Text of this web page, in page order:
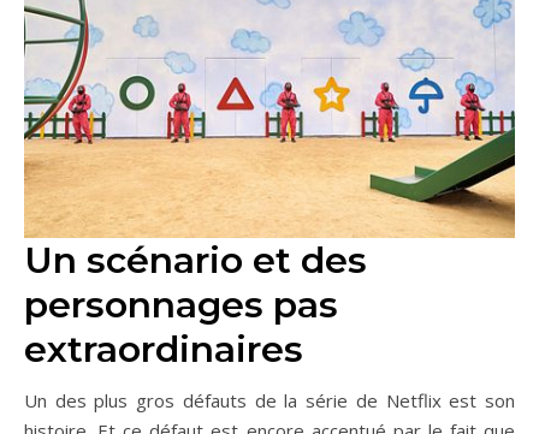
Un scénario et des
personnages pas
extraordinaires
Un des plus gros défauts de la série de Netflix est son